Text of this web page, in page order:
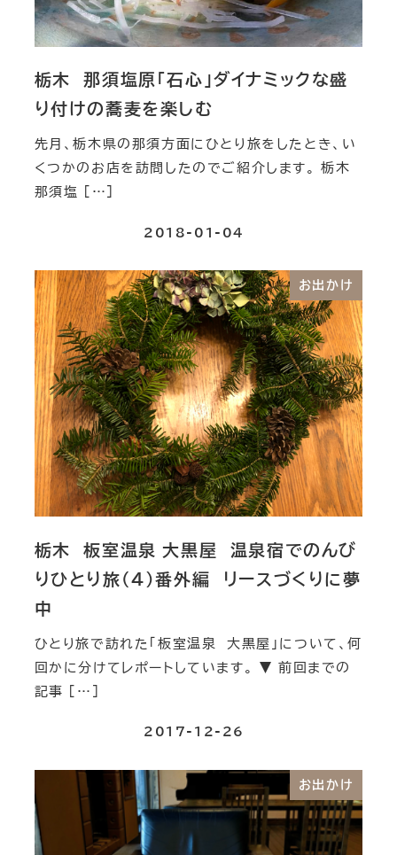
栃木 那須塩原「石心」ダイナミックな盛
り付けの蕎麦を楽しむ
先月、栃木県の那須方面にひとり旅をしたとき、い
くつかのお店を訪問したのでご紹介します。 栃木
那須塩 […]
2018-01-04
お出かけ
栃木 板室温泉 大黒屋 温泉宿でのんび
りひとり旅（４）番外編 リースづくりに夢
中
ひとり旅で訪れた「板室温泉 大黒屋」について、何
回かに分けてレポートしています。 ▼ 前回までの
記事 […]
2017-12-26
お出かけ